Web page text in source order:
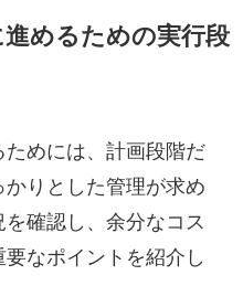
めるための実行段
めには、計画段階だ
りとした管理が求め
確認し、余分なコス
なポイントを紹介し